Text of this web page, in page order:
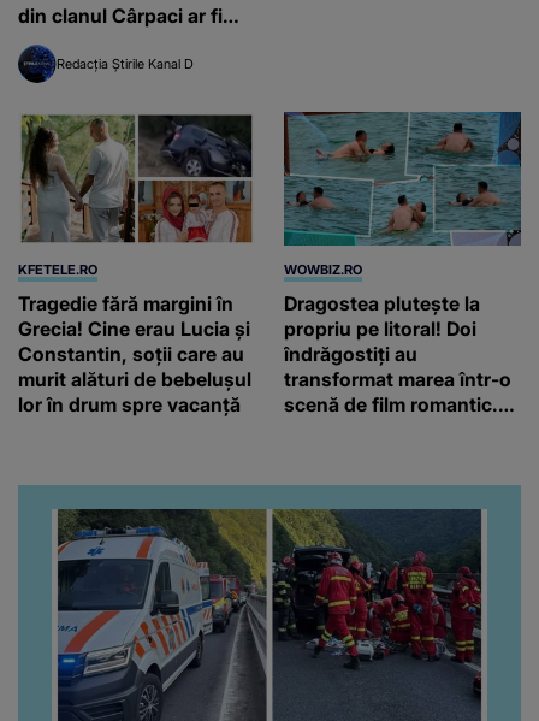
din clanul Cârpaci ar fi
forțat un bărbat să îi
doneze un rinichi
Redacția Știrile Kanal D
KFETELE.RO
Tragedie fără margini în
Grecia! Cine erau Lucia și
Constantin, soții care au
murit alături de bebelușul
lor în drum spre vacanță
WOWBIZ.RO
Dragostea plutește la
propriu pe litoral! Doi
îndrăgostiți au
transformat marea într-o
scenă de film romantic.